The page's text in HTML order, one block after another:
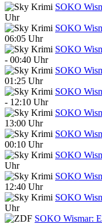
SOKO
Uhr
SOKO
06:05 Uhr
SOKO
- 00:40 Uhr
SOKO
01:25 Uhr
SOKO
- 12:10 Uhr
SOKO
13:00 Uhr
SOKO
00:10 Uhr
SOKO
Uhr
SOKO
12:40 Uhr
SOKO
Uhr
SOKO Wismar: